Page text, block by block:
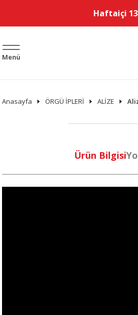
Haftaiçi
Menü
Anasayfa ÖRGÜ İPLERİ ALİZE
Ürün Bilgisi